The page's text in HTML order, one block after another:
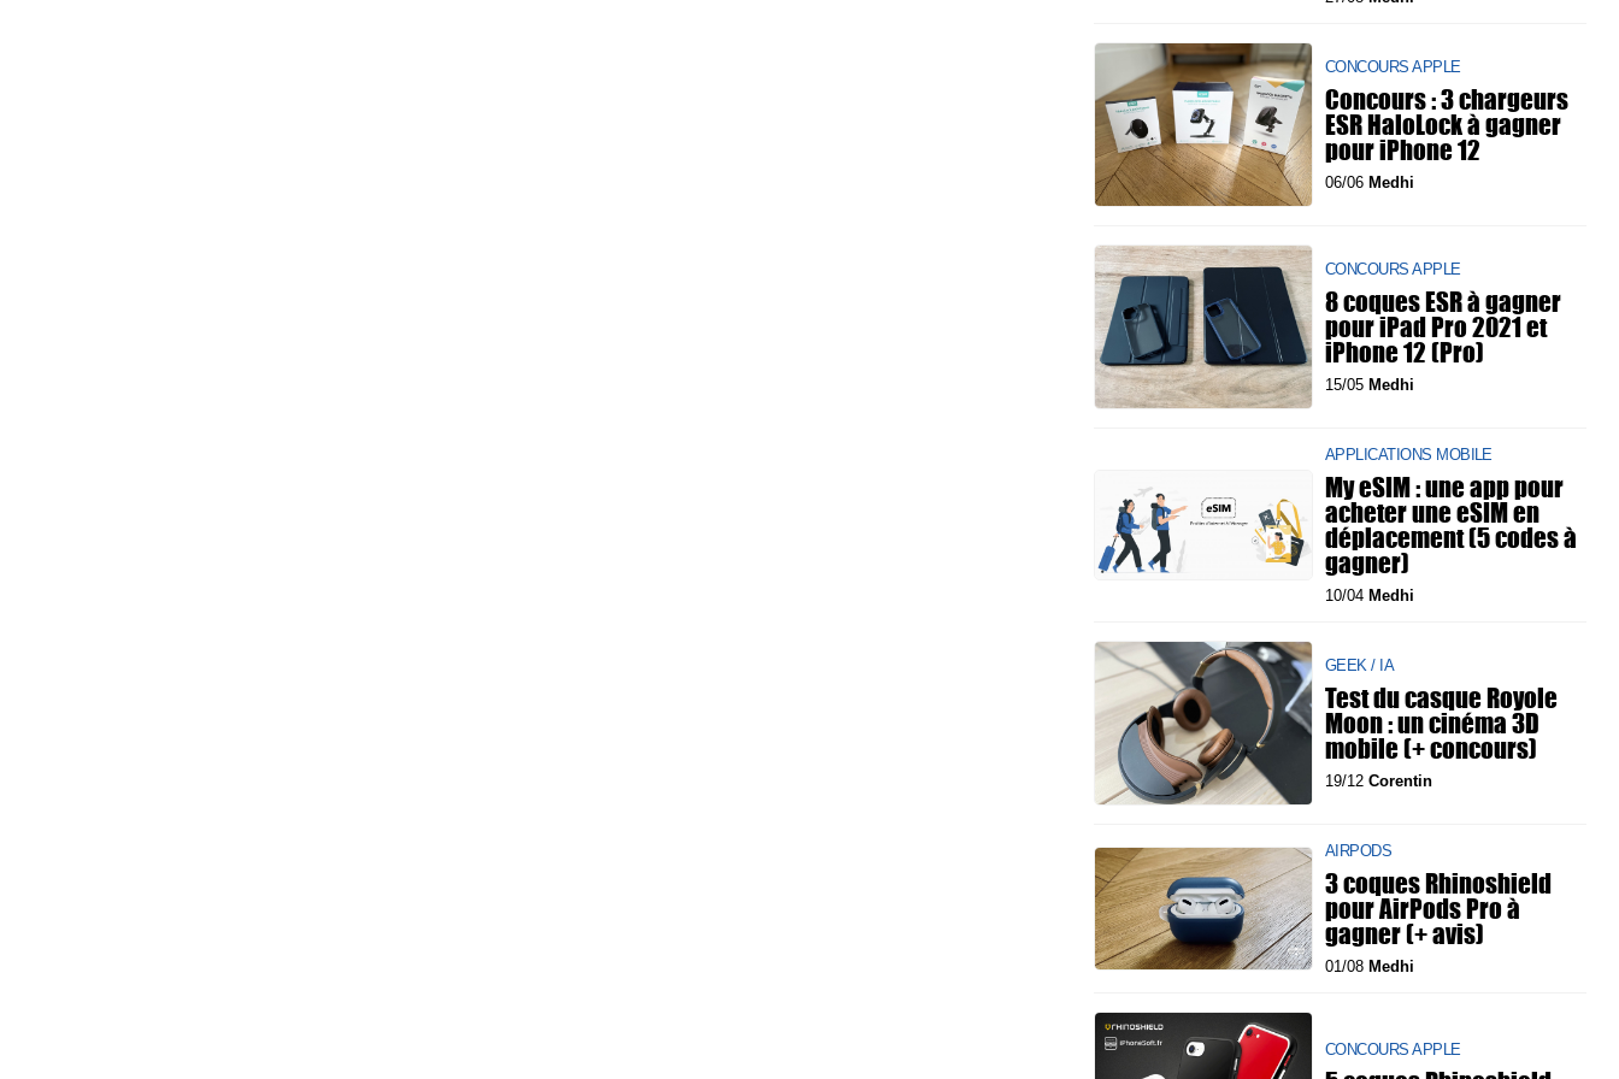
CONCOURS APPLE
Concours : 3 chargeurs
ESR HaloLock à gagner
pour iPhone 12
06/06 Medhi
CONCOURS APPLE
8 coques ESR à gagner
pour iPad Pro 2021 et
iPhone 12 (Pro)
15/05 Medhi
APPLICATIONS MOBILE
My eSIM : une app pour
acheter une eSIM en
déplacement (5 codes à
gagner)
10/04 Medhi
GEEK / IA
Test du casque Royole
Moon : un cinéma 3D
mobile (+ concours)
19/12 Corentin
AIRPODS
3 coques Rhinoshield
pour AirPods Pro à
gagner (+ avis)
01/08 Medhi
CONCOURS APPLE